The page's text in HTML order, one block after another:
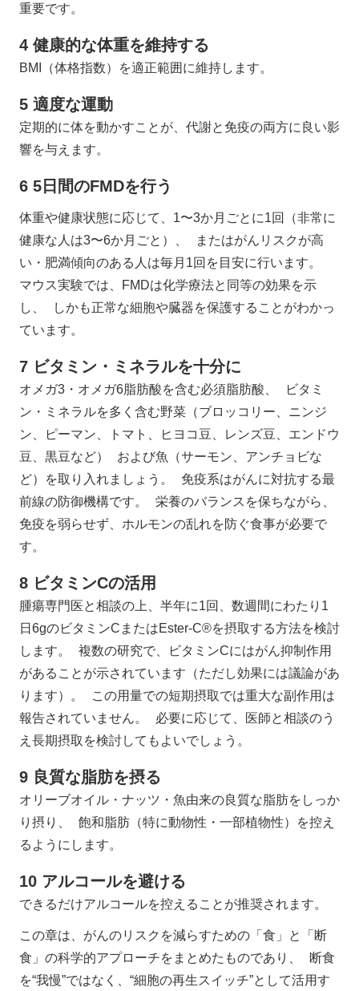
重要です。
4 健康的な体重を維持する
BMI（体格指数）を適正範囲に維持します。
5 適度な運動
定期的に体を動かすことが、代謝と免疫の両方に良い影
響を与えます。
6 5日間のFMDを行う
体重や健康状態に応じて、1〜3か月ごとに1回（非常に
健康な人は3〜6か月ごと）、 またはがんリスクが高
い・肥満傾向のある人は毎月1回を目安に行います。
マウス実験では、FMDは化学療法と同等の効果を示
し、 しかも正常な細胞や臓器を保護することがわかっ
ています。
7 ビタミン・ミネラルを十分に
オメガ3・オメガ6脂肪酸を含む必須脂肪酸、 ビタミ
ン・ミネラルを多く含む野菜（ブロッコリー、ニンジ
ン、ピーマン、トマト、ヒヨコ豆、レンズ豆、エンドウ
豆、黒豆など） および魚（サーモン、アンチョビな
ど）を取り入れましょう。 免疫系はがんに対抗する最
前線の防御機構です。 栄養のバランスを保ちながら、
免疫を弱らせず、ホルモンの乱れを防ぐ食事が必要で
す。
8 ビタミンCの活用
腫瘍専門医と相談の上、半年に1回、数週間にわたり1
日6gのビタミンCまたはEster-C®を摂取する方法を検討
します。 複数の研究で、ビタミンCにはがん抑制作用
があることが示されています（ただし効果には議論があ
ります）。 この用量での短期摂取では重大な副作用は
報告されていません。 必要に応じて、医師と相談のう
え長期摂取を検討してもよいでしょう。
9 良質な脂肪を摂る
オリーブオイル・ナッツ・魚由来の良質な脂肪をしっか
り摂り、 飽和脂肪（特に動物性・一部植物性）を控え
るようにします。
10 アルコールを避ける
できるだけアルコールを控えることが推奨されます。
この章は、がんのリスクを減らすための「食」と「断
食」の科学的アプローチをまとめたものであり、 断食
を“我慢”ではなく、“細胞の再生スイッチ”として活用す